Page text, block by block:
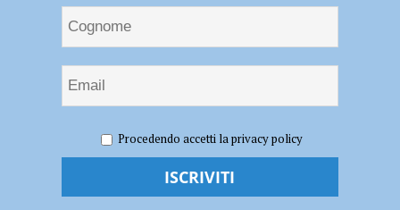
nella finale regionale U18
Volley – La VAP si arrende a Modena nella
Procedendo accetti la privacy policy